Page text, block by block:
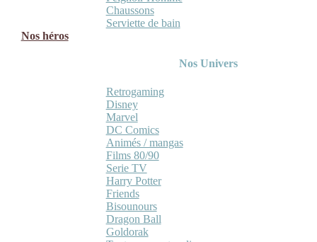
Chaussons
Serviette de bain
Nos héros
Nos Univers
Retrogaming
Disney
Marvel
DC Comics
Animés / mangas
Films 80/90
Serie TV
Harry Potter
Friends
Bisounours
Dragon Ball
Goldorak